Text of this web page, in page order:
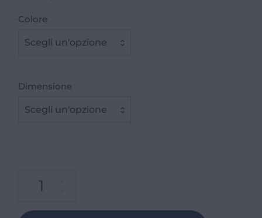
Colore
Scegli un'opzione
Dimensione
Scegli un'opzione